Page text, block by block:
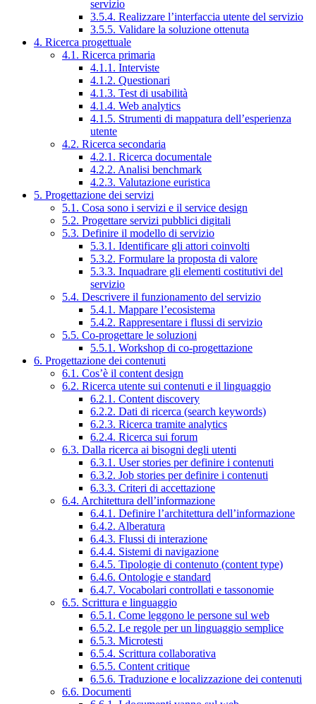
servizio
3.5.4. Realizzare l’interfaccia utente del servizio
3.5.5. Validare la soluzione ottenuta
4. Ricerca progettuale
4.1. Ricerca primaria
4.1.1. Interviste
4.1.2. Questionari
4.1.3. Test di usabilità
4.1.4. Web analytics
4.1.5. Strumenti di mappatura dell’esperienza
utente
4.2. Ricerca secondaria
4.2.1. Ricerca documentale
4.2.2. Analisi benchmark
4.2.3. Valutazione euristica
5. Progettazione dei servizi
5.1. Cosa sono i servizi e il service design
5.2. Progettare servizi pubblici digitali
5.3. Definire il modello di servizio
5.3.1. Identificare gli attori coinvolti
5.3.2. Formulare la proposta di valore
5.3.3. Inquadrare gli elementi costitutivi del
servizio
5.4. Descrivere il funzionamento del servizio
5.4.1. Mappare l’ecosistema
5.4.2. Rappresentare i flussi di servizio
5.5. Co-progettare le soluzioni
5.5.1. Workshop di co-progettazione
6. Progettazione dei contenuti
6.1. Cos’è il content design
6.2. Ricerca utente sui contenuti e il linguaggio
6.2.1. Content discovery
6.2.2. Dati di ricerca (search keywords)
6.2.3. Ricerca tramite analytics
6.2.4. Ricerca sui forum
6.3. Dalla ricerca ai bisogni degli utenti
6.3.1. User stories per definire i contenuti
6.3.2. Job stories per definire i contenuti
6.3.3. Criteri di accettazione
6.4. Architettura dell’informazione
6.4.1. Definire l’architettura dell’informazione
6.4.2. Alberatura
6.4.3. Flussi di interazione
6.4.4. Sistemi di navigazione
6.4.5. Tipologie di contenuto (content type)
6.4.6. Ontologie e standard
6.4.7. Vocabolari controllati e tassonomie
6.5. Scrittura e linguaggio
6.5.1. Come leggono le persone sul web
6.5.2. Le regole per un linguaggio semplice
6.5.3. Microtesti
6.5.4. Scrittura collaborativa
6.5.5. Content critique
6.5.6. Traduzione e localizzazione dei contenuti
6.6. Documenti